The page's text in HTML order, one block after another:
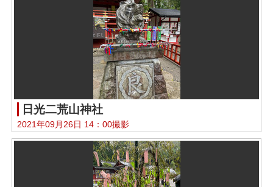
日光二荒山神社
2021年09月26日 14：00撮影